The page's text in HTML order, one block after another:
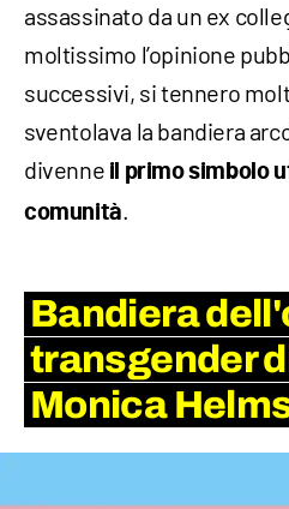
assassinato da un ex
moltissimo l’opinione
successivi, si tennero
sventolava la bandiera
divenne il primo simbolo
comunità.
Bandiera
transgender
Monica